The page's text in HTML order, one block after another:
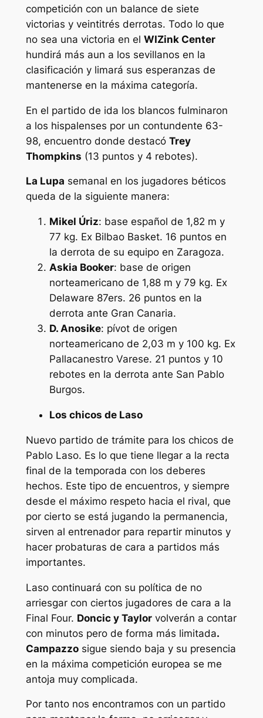
competición con un balance de siete
victorias y veintitrés derrotas. Todo lo que
no sea una victoria en el WIZink Center
hundirá más aun a los sevillanos en la
clasificación y limará sus esperanzas de
mantenerse en la máxima categoría.
En el partido de ida los blancos fulminaron
a los hispalenses por un contundente 63-
98, encuentro donde destacó Trey
Thompkins (13 puntos y 4 rebotes).
La Lupa semanal en los jugadores béticos
queda de la siguiente manera:
Mikel Úriz: base español de 1,82 m y
77 kg. Ex Bilbao Basket. 16 puntos en
la derrota de su equipo en Zaragoza.
Askia Booker: base de origen
norteamericano de 1,88 m y 79 kg. Ex
Delaware 87ers. 26 puntos en la
derrota ante Gran Canaria.
D. Anosike: pívot de origen
norteamericano de 2,03 m y 100 kg. Ex
Pallacanestro Varese. 21 puntos y 10
rebotes en la derrota ante San Pablo
Burgos.
Los chicos de Laso
Nuevo partido de trámite para los chicos de
Pablo Laso. Es lo que tiene llegar a la recta
final de la temporada con los deberes
hechos. Este tipo de encuentros, y siempre
desde el máximo respeto hacia el rival, que
por cierto se está jugando la permanencia,
sirven al entrenador para repartir minutos y
hacer probaturas de cara a partidos más
importantes.
Laso continuará con su política de no
arriesgar con ciertos jugadores de cara a la
Final Four. Doncic y Taylorvolverán a contar
con minutos pero de forma más limitada.
Campazzosigue siendo baja y su presencia
en la máxima competición europea se me
antoja muy complicada.
Por tanto nos encontramos con un partido